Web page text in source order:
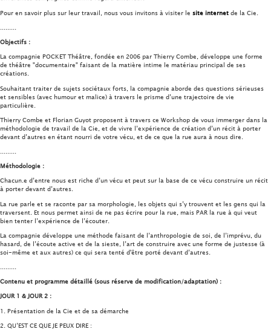
Pour en savoir plus sur leur travail, nous vous invitons à visiter le site internet de la Cie.
.........
Objectifs :
La compagnie POCKET Théâtre, fondée en 2006 par Thierry Combe, développe une forme
de théâtre "documentaire" faisant de la matière intime le matériau principal de ses
créations.
Souhaitant traiter de sujets sociétaux forts, la compagnie aborde des questions sérieuses
et sensibles (avec humour et malice) à travers le prisme d’une trajectoire de vie
particulière.
Thierry Combe et Florian Guyot proposent à travers ce Workshop de vous immerger dans la
méthodologie de travail de la Cie, et de vivre l’expérience de création d’un récit à porter
devant d’autres en étant nourri de votre vécu, et de ce que la rue aura à nous dire.
.........
Méthodologie :
Chacun.e d’entre nous est riche d’un vécu et peut sur la base de ce vécu construire un récit
à porter devant d’autres.
La rue parle et se raconte par sa morphologie, les objets qui s’y trouvent et les gens qui la
traversent. Et nous permet ainsi de ne pas écrire pour la rue, mais PAR la rue à qui veut
bien tenter l’expérience de l’écouter.
La compagnie développe une méthode faisant de l’anthropologie de soi, de l’imprévu, du
hasard, de l’écoute active et de la sieste, l’art de construire avec une forme de justesse (à
soi-même et aux autres) ce qui sera tenté d'être porté devant d’autres.
.........
Contenu et programme détaillé (sous réserve de modification/adaptation) :
JOUR 1 & JOUR 2 :
1. Présentation de la Cie et de sa démarche
2. QU’EST CE QUE JE PEUX DIRE :